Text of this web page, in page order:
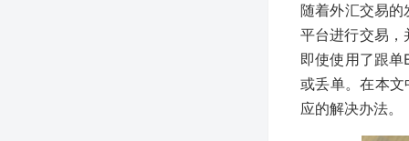
随着外汇交易
平台进行交易
即使使用了跟
或丢单。在本
应的解决办法。